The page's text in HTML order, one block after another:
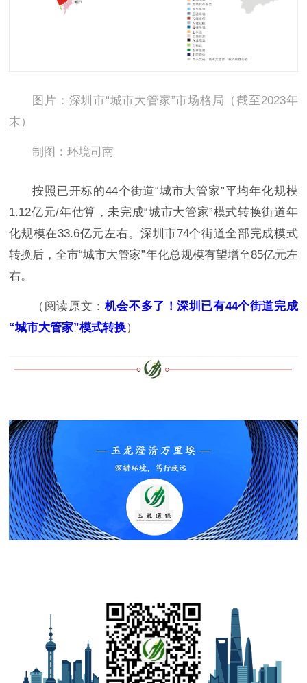
图片：深圳市“城市大管家”市场格局（截至2023年
末）
制图：环境司南
按照已开标的44个街道“城市大管家”平均年化规模
1.12亿元/年估算，未完成“城市大管家”模式转换街道年
化规模在33.6亿元左右。深圳市74个街道全部完成模式
转换后，全市“城市大管家”年化总规模有望增至85亿元左
右。
（阅读原文： 机会不多了！深圳已有44个街道完成
“城市大管家”模式转换）